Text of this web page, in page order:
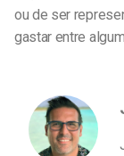
ou de ser
gastar entre